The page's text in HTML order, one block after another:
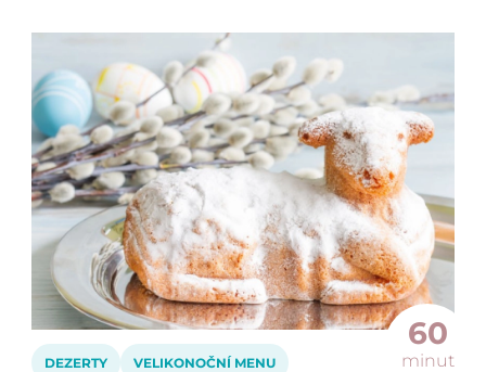
60
minut
DEZERTY VELIKONOČNÍ MENU